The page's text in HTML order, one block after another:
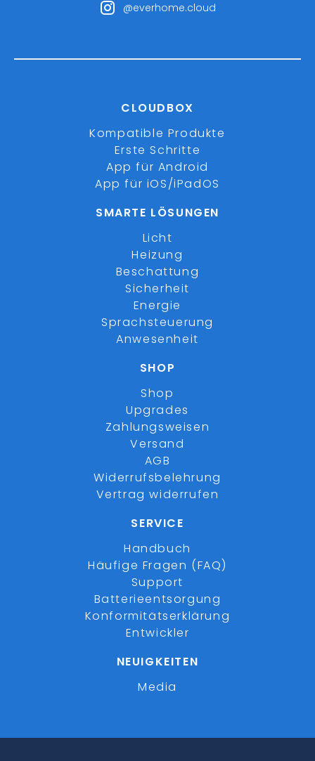
@everhome.cloud
CLOUDBOX
Kompatible Produkte
Erste Schritte
App für Android
App für iOS/iPadOS
SMARTE LÖSUNGEN
Licht
Heizung
Beschattung
Sicherheit
Energie
Sprachsteuerung
Anwesenheit
SHOP
Shop
Upgrades
Zahlungsweisen
Versand
AGB
Widerrufsbelehrung
Vertrag widerrufen
SERVICE
Handbuch
Häufige Fragen (FAQ)
Support
Batterieentsorgung
Konformitätserklärung
Entwickler
NEUIGKEITEN
Media